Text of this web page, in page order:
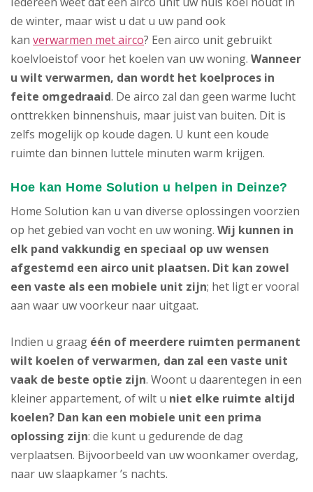
de winter, maar wist u dat u uw pand ook
kan verwarmen met airco? Een airco unit gebruikt
koelvloeistof voor het koelen van uw woning. Wanneer
u wilt verwarmen, dan wordt het koelproces in
feite omgedraaid. De airco zal dan geen warme lucht
onttrekken binnenshuis, maar juist van buiten. Dit is
zelfs mogelijk op koude dagen. U kunt een koude
ruimte dan binnen luttele minuten warm krijgen.
Hoe kan Home Solution u helpen in Deinze?
Home Solution kan u van diverse oplossingen voorzien
op het gebied van vocht en uw woning. Wij kunnen in
elk pand vakkundig en speciaal op uw wensen
afgestemd een airco unit plaatsen. Dit kan zowel
een vaste als een mobiele unit zijn; het ligt er vooral
aan waar uw voorkeur naar uitgaat.
Indien u graag één of meerdere ruimten permanent
wilt koelen of verwarmen, dan zal een vaste unit
vaak de beste optie zijn. Woont u daarentegen in een
kleiner appartement, of wilt u niet elke ruimte altijd
koelen? Dan kan een mobiele unit een prima
oplossing zijn: die kunt u gedurende de dag
verplaatsen. Bijvoorbeeld van uw woonkamer overdag,
naar uw slaapkamer ’s nachts.